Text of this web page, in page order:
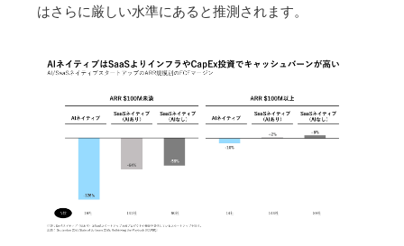
はさらに厳しい水準にあると推測されます。